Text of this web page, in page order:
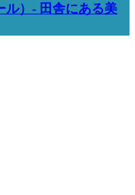
ル）- 田舎にある美